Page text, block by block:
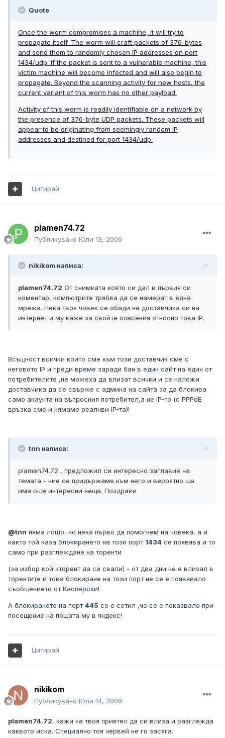
Quote
Once the worm compromises a machine, it will try to
propagate itself. The worm will craft packets of 376-bytes
and send them to randomly chosen IP addresses on port
1434/udp. If the packet is sent to a vulnerable machine, this
victim machine will become infected and will also begin to
propagate. Beyond the scanning activity for new hosts, the
current variant of this worm has no other payload.
Activity of this worm is readily identifiable on a network by
the presence of 376-byte UDP packets. These packets will
appear to be originating from seemingly random IP
addresses and destined for port 1434/udp.
Цитирай
plamen74.72
Публикувано Юли 13, 2009
nikikom написа:
plamen74.72 От снимката която си дал в първия си
коментар, компютрите трябва да се намерат в една
мрежа. Нека твоя човек се обади на доставчика си на
интернет и му каже за свойте опасения относно това IP.
Всъщност всички които сме към този доставчик сме с
неговото IP и преди време заради бан в един сайт на един от
потребителите ,не можеха да влизат всички и се наложи
доставчика да се свърже с админа на сайта за да блокира
само акаунта на въпросния потребител,а не IP-то (с PPPoE
връзка сме и нямаме реалнви IP-та)!
tnn написа:
plamen74.72 , предложил си интересно заглавие на
темата - ние се придържаме към него и вероятно ще
има още интересни неща. Поздрави
@tnn няма лошо, но нека първо да помогнем на човека, а и
както той каза блокирането на този порт 1434 се появява и то
само при разглеждане на торенти
(за избор кой кторент да си свали) - от два дни не е влизал в
торентите и това блокиране на този порт не се е появявало
съобщението от Касперски!
А блокирането на порт445 се е сетил ,че се е показвало при
посещение на пощата му в яндекс!
Цитирай
nikikom
Публикувано Юли 14, 2009
plamen74.72, кажи на твоя приятел да си влиза и разглежда
каквото иска. Специално тоя червей не го засяга.